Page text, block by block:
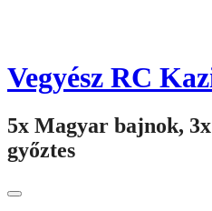
Vegyész RC
5x Magyar bajnok,
győztes